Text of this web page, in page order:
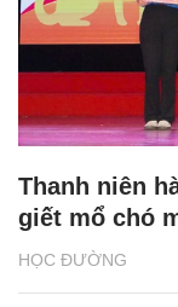
HỌC ĐƯỜNG
Thanh niên
giết mổ chó